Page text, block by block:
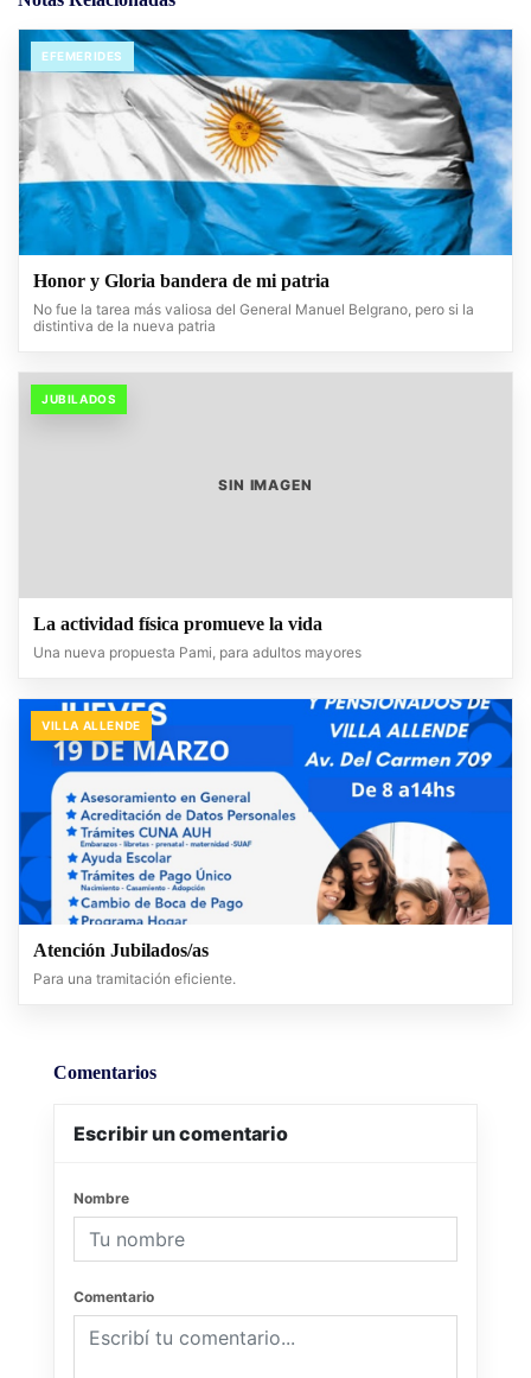
EFEMERIDES
Honor y Gloria bandera de mi patria
No fue la tarea más valiosa del General Manuel Belgrano, pero si la
distintiva de la nueva patria
JUBILADOS
SIN IMAGEN
La actividad física promueve la vida
Una nueva propuesta Pami, para adultos mayores
VILLA ALLENDE
Atención Jubilados/as
Para una tramitación eficiente.
Comentarios
Escribir un comentario
Nombre
Comentario